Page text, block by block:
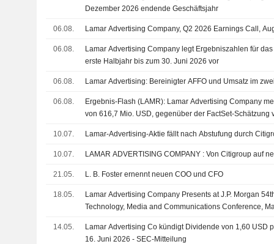
Dezember 2026 endende Geschäftsjahr
06.08. Lamar Advertising Company, Q2 2026 Earnings Call,
06.08.
Lamar Advertising Company legt Ergebniszahlen für
erste Halbjahr bis zum 30. Juni 2026 vor
06.08. Lamar Advertising: Bereinigter AFFO und Umsatz im
06.08.
Ergebnis-Flash (LAMR): Lamar Advertising Company
von 616,7 Mio. USD, gegenüber der FactSet-Schätzung
10.07. Lamar-Advertising-Aktie fällt nach Abstufung durch
10.07. LAMAR ADVERTISING COMPANY :
21.05. L. B. Foster ernennt neuen COO und CFO
18.05.
Lamar Advertising Company Presents at J.P. Morgan
Technology, Media and Communications Conference,
14.05.
Lamar Advertising Co kündigt Dividende von 1,60 USD
16. Juni 2026 - SEC-Mitteilung